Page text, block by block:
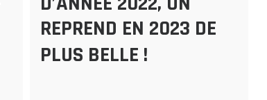
REPREND EN 2023 DE
PLUS BELLE !